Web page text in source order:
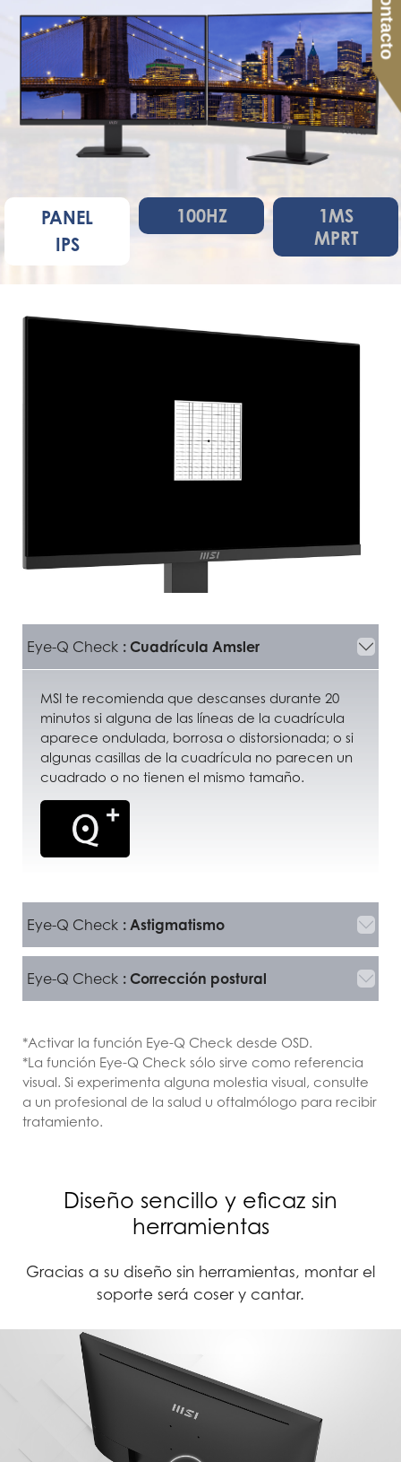
PANEL
IPS
100HZ
1MS
MPRT
Eye-Q Check : Cuadrícula Amsler
MSI te recomienda que descanses durante 20
minutos si alguna de las líneas de la cuadrícula
aparece ondulada, borrosa o distorsionada; o si
algunas casillas de la cuadrícula no parecen un
cuadrado o no tienen el mismo tamaño.
Eye-Q Check : Astigmatismo
Eye-Q Check : Corrección postural
*Activar la función Eye-Q Check desde OSD.
*La función Eye-Q Check sólo sirve como referencia
visual. Si experimenta alguna molestia visual, consulte
a un profesional de la salud u oftalmólogo para recibir
tratamiento.
Diseño sencillo y eficaz sin
herramientas
Gracias a su diseño sin herramientas, montar el
soporte será coser y cantar.
Contacto